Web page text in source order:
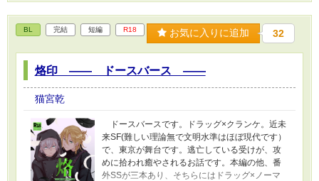
BL 完結 短編 R18 お気に入りに追加 32
烙印 ―― ドースバース ――
猫宮乾
ドースバースです。ドラッグ×クランケ。近未
来SF(難しい理論無で文明水準はほぼ現代です）
で、東京が舞台です。逃亡している受けが、攻
めに拾われ癒やされるお話です。本編の他、番
外SSが三本あり、そちらにはドラッグ×ノーマ